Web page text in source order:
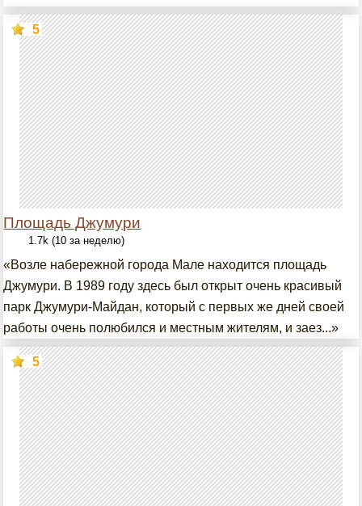
Площадь Джумури
5
1.7k (10 за неделю)
«Возле набережной города Мале находится площадь
Джумури. В 1989 году здесь был открыт очень красивый
парк Джумури-Майдан, который с первых же дней своей
работы очень полюбился и местным жителям, и заез...»
5